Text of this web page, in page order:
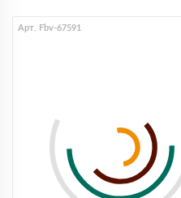
Арт. Fbv-67591